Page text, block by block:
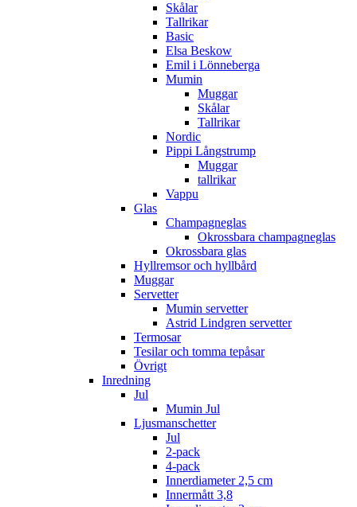
Skålar
Tallrikar
Basic
Elsa Beskow
Emil i Lönneberga
Mumin
Muggar
Skålar
Tallrikar
Nordic
Pippi Långstrump
Muggar
tallrikar
Vappu
Glas
Champagneglas
Okrossbara champagneglas
Okrossbara glas
Hyllremsor och hyllbård
Muggar
Servetter
Mumin servetter
Astrid Lindgren servetter
Termosar
Tesilar och tomma tepåsar
Övrigt
Inredning
Jul
Mumin Jul
Ljusmanschetter
Jul
2-pack
4-pack
Innerdiameter 2,5 cm
Innermått 3,8